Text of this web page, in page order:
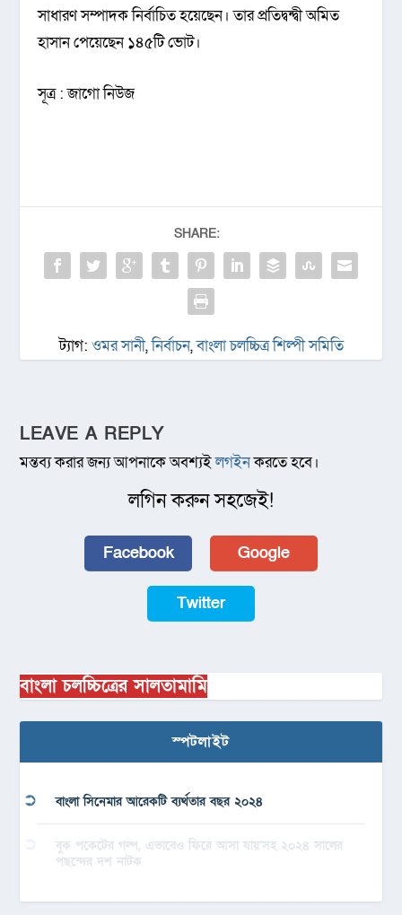
সাধারণ সম্পাদক নির্বাচিত হয়েছেন। তার প্রতিদ্বন্দ্বী অমিত
হাসান পেয়েছেন ১৪৫টি ভোট।
সূত্র : জাগো নিউজ
SHARE:
ট্যাগ: ওমর সানী,নির্বাচন,বাংলা চলচ্চিত্র শিল্পী সমিতি
LEAVE A REPLY
মন্তব্য করার জন্য আপনাকে অবশ্যইলগইনকরতে হবে।
লগিন করুন সহজেই!
Facebook Google
Twitter
বাংলা চলচ্চিত্রের সালতামামি
স্পটলাইট
বাংলা সিনেমার আরেকটি ব্যর্থতার বছর ২০২৪
বুক পকেটের গল্প, এভাবেও ফিরে আসা যায়’সহ ২০২৪ সালের
পছন্দের দশ নাটক